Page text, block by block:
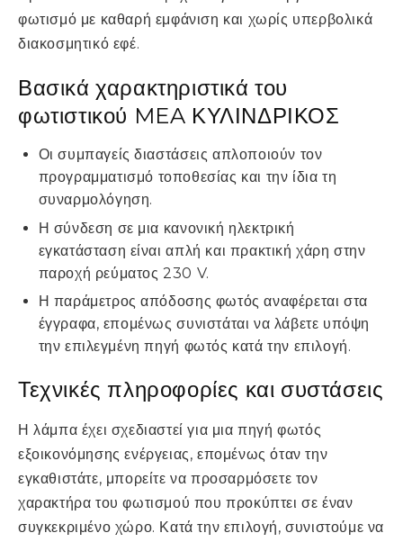
φωτισμό με καθαρή εμφάνιση και χωρίς υπερβολικά
διακοσμητικό εφέ.
Βασικά χαρακτηριστικά του
φωτιστικού MEA ΚΥΛΙΝΔΡΙΚΟΣ
Οι συμπαγείς διαστάσεις απλοποιούν τον
προγραμματισμό τοποθεσίας και την ίδια τη
συναρμολόγηση.
Η σύνδεση σε μια κανονική ηλεκτρική
εγκατάσταση είναι απλή και πρακτική χάρη στην
παροχή ρεύματος 230 V.
Η παράμετρος απόδοσης φωτός αναφέρεται στα
έγγραφα, επομένως συνιστάται να λάβετε υπόψη
την επιλεγμένη πηγή φωτός κατά την επιλογή.
Τεχνικές πληροφορίες και συστάσεις
Η λάμπα έχει σχεδιαστεί για μια πηγή φωτός
εξοικονόμησης ενέργειας, επομένως όταν την
εγκαθιστάτε, μπορείτε να προσαρμόσετε τον
χαρακτήρα του φωτισμού που προκύπτει σε έναν
συγκεκριμένο χώρο. Κατά την επιλογή, συνιστούμε να